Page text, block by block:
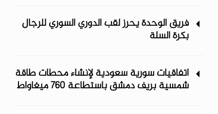
فريق الوحدة يحرز لقب الدوري السوري للرجال
بكرة السلة
اتفاقيات سورية سعودية لإنشاء محطات طاقة
شمسية ‏بريف دمشق باستطاعة 760 ميغاواط